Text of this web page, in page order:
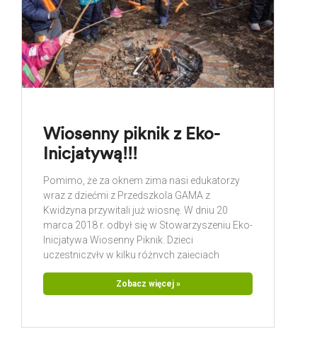
Wiosenny piknik z Eko-
Inicjatywą!!!
Pomimo, że za oknem zima nasi edukatorzy
wraz z dziećmi z Przedszkola GAMA z
Kwidzyna przywitali już wiosnę. W dniu 20
marca 2018 r. odbył się w Stowarzyszeniu Eko-
Inicjatywa Wiosenny Piknik. Dzieci
uczestniczyły w kilku różnych zajęciach
rozpoczęło się w lesie. Po spacerze dzieci
plastycznych, podczas których powstały
Zobacz więcej »